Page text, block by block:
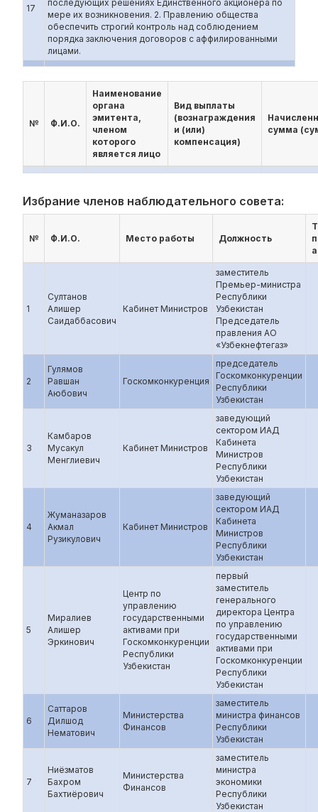
17
последующих решениях Единственного акционера по
мере их возникновения. 2. Правлению общества
обеспечить строгий контроль над соблюдением
порядка заключения договоров с аффилированными
лицами.
№ Ф.И.О.
Наименование
органа
эмитента,
членом
которого
является лицо
Вид выплаты
(вознаграждения
и (или)
компенсация)
сумма
Избрание членов наблюдательного совета:
№ Ф.И.О. Место работы Должность
1
Султанов
Алишер
Саидаббасович
Кабинет Министров
заместитель
Премьер-министра
Республики
Узбекистан
Председатель
правления АО
«Узбекнефтегаз»
2
Гулямов
Равшан
Аюбович
Госкомконкуренция
председатель
Госкомконкуренции
Республики
Узбекистан
3
Камбаров
Мусакул
Менглиевич
Кабинет Министров
заведующий
сектором ИАД
Кабинета
Министров
Республики
Узбекистан
4
Жуманазаров
Акмал
Рузикулович
Кабинет Министров
заведующий
сектором ИАД
Кабинета
Министров
Республики
Узбекистан
5
Миралиев
Алишер
Эркинович
Центр по
управлению
государственными
активами при
Госкомконкуренции
Республики
Узбекистан
первый
заместитель
генерального
директора Центра
по управлению
государственными
активами при
Госкомконкуренции
Республики
Узбекистан
6
Саттаров
Дилшод
Нематович
Министерства
Финансов
заместитель
министра финансов
Республики
Узбекистан
7
Ниёзматов
Бахром
Бахтиёрович
Министерства
Финансов
заместитель
министра
экономики
Республики
Узбекистан